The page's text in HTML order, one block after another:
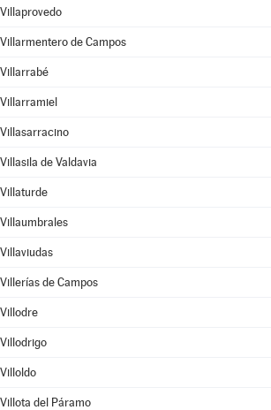
Villaprovedo
Villarmentero de Campos
Villarrabé
Villarramiel
Villasarracino
Villasila de Valdavia
Villaturde
Villaumbrales
Villaviudas
Villerías de Campos
Villodre
Villodrigo
Villoldo
Villota del Páramo